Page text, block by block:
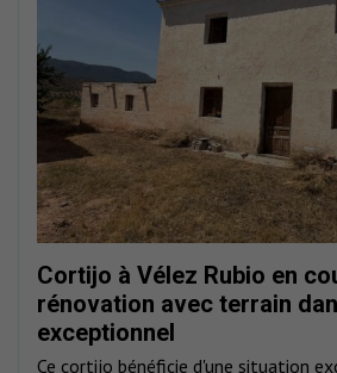
Cortijo à Vélez Rubio en
rénovation avec terrain
exceptionnel
Ce cortijo bénéficie d'une situation